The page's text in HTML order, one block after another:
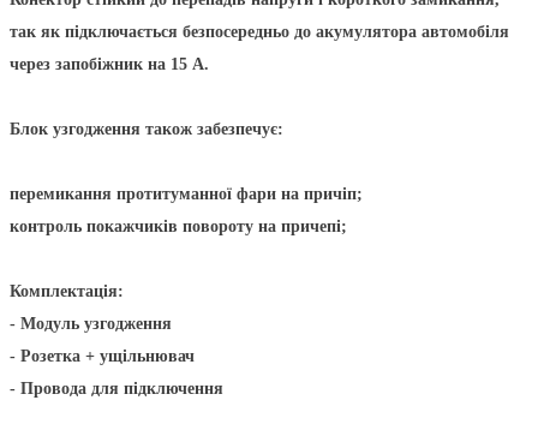
так як підключається безпосередньо до акумулятора автомобіля
через запобіжник на 15 А.
Блок узгодження також забезпечує:
перемикання протитуманної фари на причіп;
контроль покажчиків повороту на причепі;
Комплектація:
- Модуль узгодження
- Розетка + ущільнювач
- Провода для підключення